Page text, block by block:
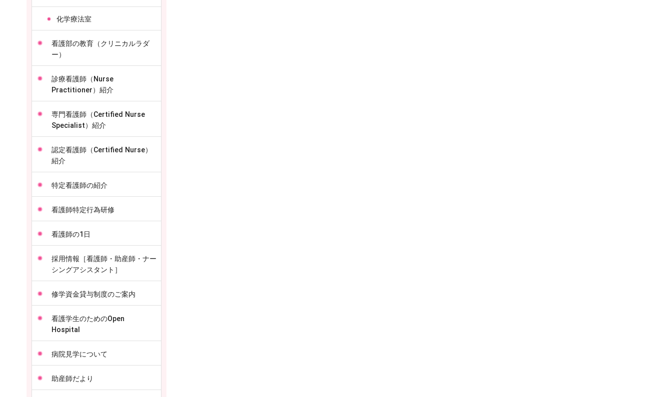
化学療法室
看護部の教育（クリニカルラダ
ー）
診療看護師（Nurse
Practitioner）紹介
専門看護師（Certified Nurse
Specialist）紹介
認定看護師（Certified Nurse）
紹介
特定看護師の紹介
看護師特定行為研修
看護師の1日
採用情報［看護師・助産師・ナー
シングアシスタント］
修学資金貸与制度のご案内
看護学生のためのOpen
Hospital
病院見学について
助産師だより